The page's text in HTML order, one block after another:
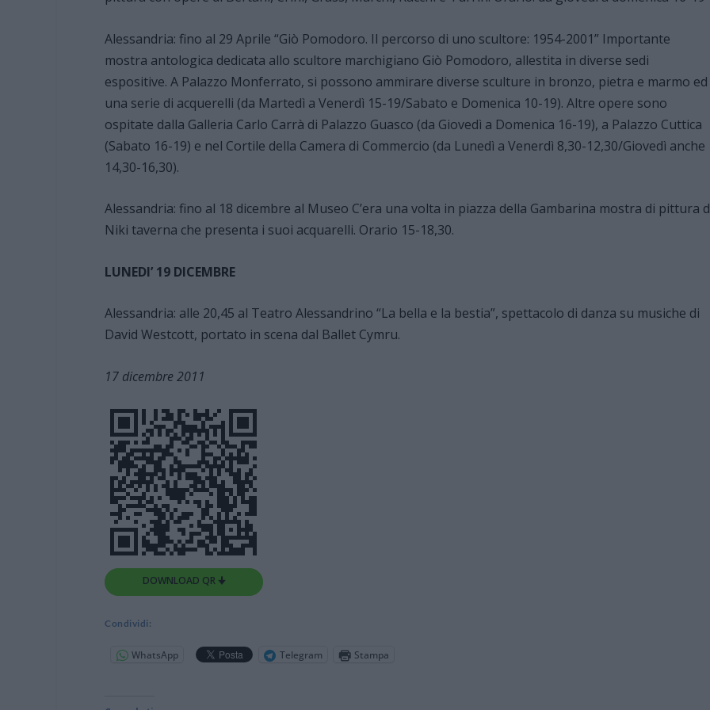
Alessandria: fino al 29 Aprile “Giò Pomodoro. Il percorso di uno scultore: 1954-2001” Importante
mostra antologica dedicata allo scultore marchigiano Giò Pomodoro, allestita in diverse sedi
espositive. A Palazzo Monferrato, si possono ammirare diverse sculture in bronzo, pietra e marmo ed
una serie di acquerelli (da Martedì a Venerdì 15-19/Sabato e Domenica 10-19). Altre opere sono
ospitate dalla Galleria Carlo Carrà di Palazzo Guasco (da Giovedì a Domenica 16-19), a Palazzo Cuttica
(Sabato 16-19) e nel Cortile della Camera di Commercio (da Lunedì a Venerdì 8,30-12,30/Giovedì anche
14,30-16,30).
Alessandria: fino al 18 dicembre al Museo C’era una volta in piazza della Gambarina mostra di pittura
Niki taverna che presenta i suoi acquarelli. Orario 15-18,30.
LUNEDI’ 19 DICEMBRE
Alessandria: alle 20,45 al Teatro Alessandrino “La bella e la bestia”, spettacolo di danza su musiche di
David Westcott, portato in scena dal Ballet Cymru.
17 dicembre 2011
DOWNLOAD QR 🠋
Condividi:
WhatsApp Telegram Stampa